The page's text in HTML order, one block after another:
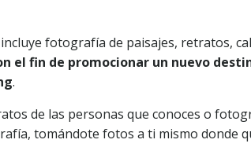
fotografía de paisajes, retratos,
el fin de promocionar un nuevo
.
de las personas que conoces o
tomándote fotos a ti mismo donde